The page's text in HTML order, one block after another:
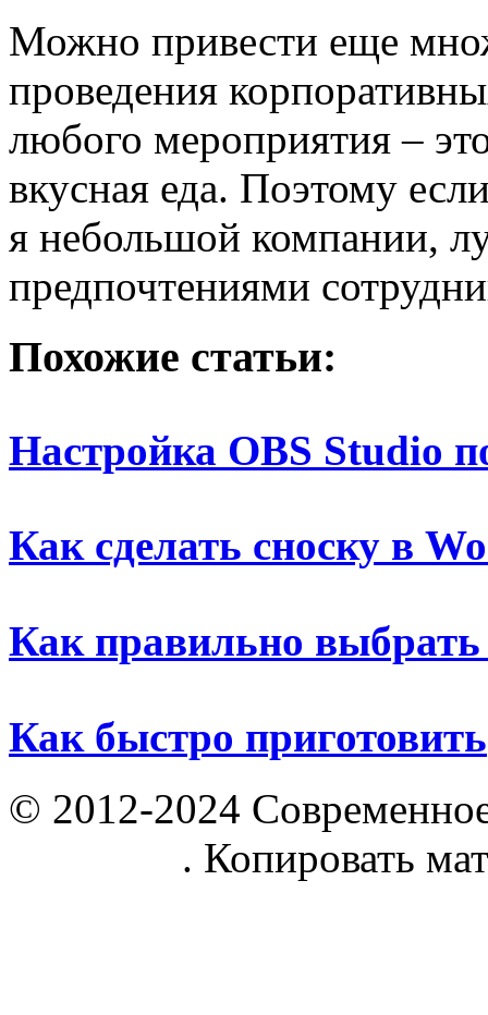
Можно привести еще
проведения
любого мероприятия –
вкусная еда. Поэтому
я небольшой компании,
предпочтениями
Похожие статьи:
Настройка OBS Studio
Как сделать сноску в
Как правильно
Как быстро приготовить
© 2012-2024
. Копировать